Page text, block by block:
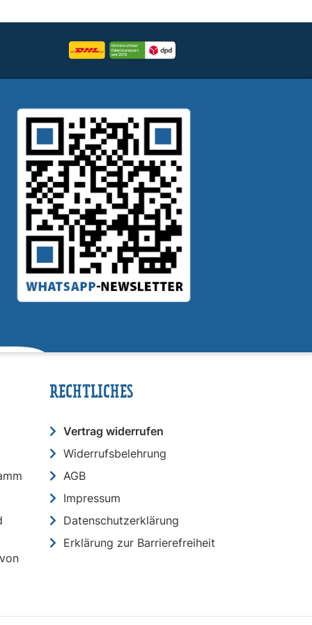
RECHTLICHES
Vertrag widerrufen
Widerrufsbelehrung
AGB
Impressum
Datenschutzerklärung
Erklärung zur Barrierefreiheit